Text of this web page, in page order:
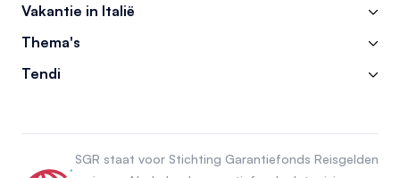
Vakantie in Italië
Thema's
Tendi
SGR staat voor Stichting Garantiefonds Reisgelden